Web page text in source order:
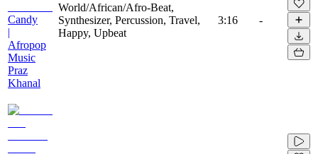
Candy
|
Afropop
Music
Praz
Khanal
World/African/Afro-Beat,
Synthesizer, Percussion, Travel,
Happy, Upbeat
3:16 -